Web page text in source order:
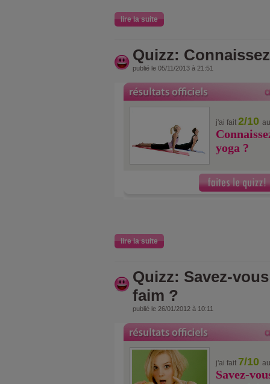
lire la suite
Quizz:
publié le 05/11/2013 à 21:51
j'ai fait 2/10
yoga ?
lire la suite
Quizz: Savez-
faim ?
publié le 26/01/2012 à 10:11
j'ai fait 7/10
Savez-